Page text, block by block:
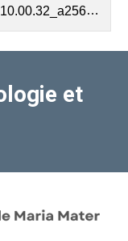
et